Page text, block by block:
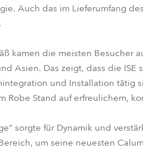
Auch das im Lieferumfang
kamen die meisten Besucher
Asien. Das zeigt, dass die
und Installation
Robe Stand auf erfreulichem,
sorgte für Dynamik und
um seine neuesten